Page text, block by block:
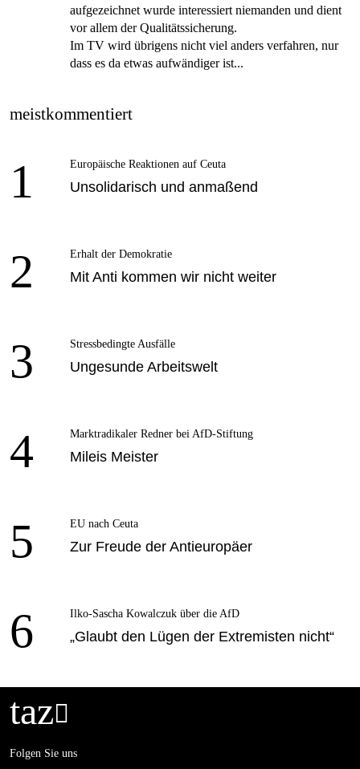
aufgezeichnet wurde interessiert niemanden und dient
vor allem der Qualitätssicherung.
Im TV wird übrigens nicht viel anders verfahren, nur
dass es da etwas aufwändiger ist...
meistkommentiert
1 Europäische Reaktionen auf Ceuta
Unsolidarisch und anmaßend
2 Erhalt der Demokratie
Mit Anti kommen wir nicht weiter
3 Stressbedingte Ausfälle
Ungesunde Arbeitswelt
4 Marktradikaler Redner bei AfD-Stiftung
Mileis Meister
5 EU nach Ceuta
Zur Freude der Antieuropäer
6 Ilko-Sascha Kowalczuk über die AfD
„Glaubt den Lügen der Extremisten nicht“
taz
Folgen Sie uns